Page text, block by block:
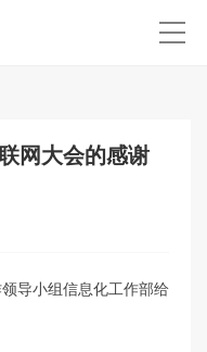
网大会的感谢
导小组信息化工作部给